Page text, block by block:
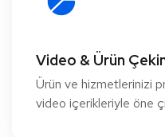
Video & Ürün
Ürün ve hizmetlerinizi
video içerikleriyle öne